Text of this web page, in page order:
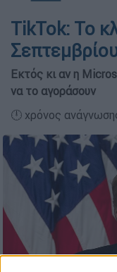
TikTok: Το
Eκτός κι αν η
να το αγοράσουν
🕛 χρόνος